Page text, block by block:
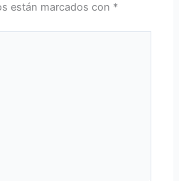
están marcados con *